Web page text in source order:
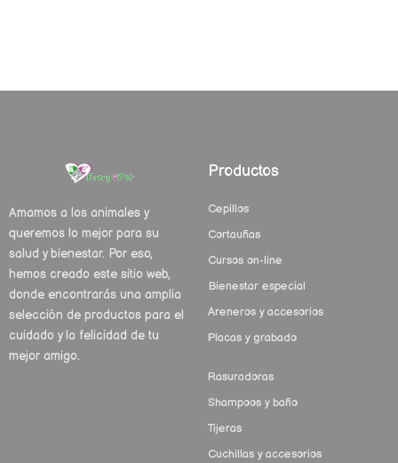
Amamos a los animales y
queremos lo mejor para su
salud y bienestar. Por eso,
hemos creado este sitio web,
donde encontrarás una amplia
selección de productos para el
cuidado y la felicidad de tu
mejor amigo.
Productos
Cepillos
Cortauñas
Cursos on-line
Bienestar especial
Areneros y accesorios
Placas y grabado
Rasuradoras
Shampoos y baño
Tijeras
Cuchillas y accesorios